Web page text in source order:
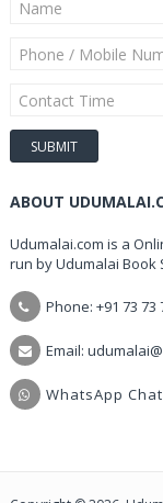
ABOUT
Udumalai.com is a
run by Udumalai Book
Phone: +91 73 73
Email:
WhatsApp Chat